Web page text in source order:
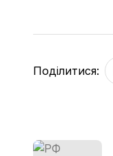
Поділитися: